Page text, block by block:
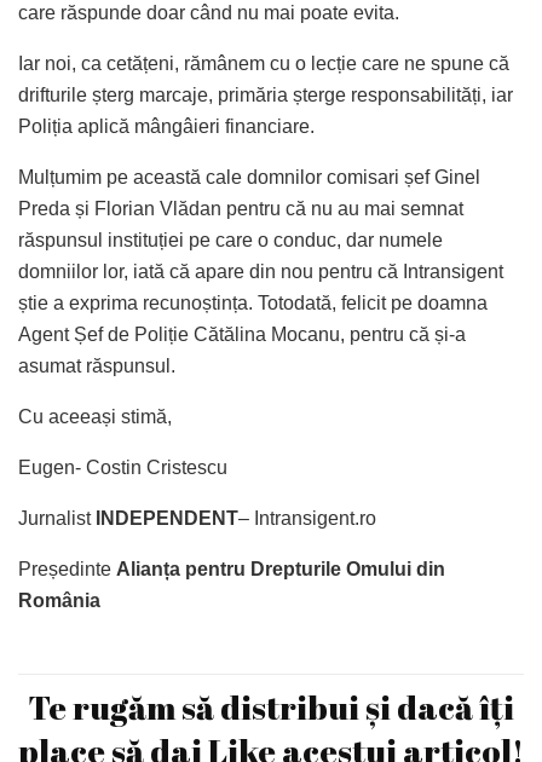
care răspunde doar când nu mai poate evita.
Iar noi, ca cetățeni, rămânem cu o lecție care ne spune că
drifturile șterg marcaje, primăria șterge responsabilități, iar
Poliția aplică mângâieri financiare.
Mulțumim pe această cale domnilor comisari șef Ginel
Preda și Florian Vlădan pentru că nu au mai semnat
răspunsul instituției pe care o conduc, dar numele
domniilor lor, iată că apare din nou pentru că Intransigent
știe a exprima recunoștința. Totodată, felicit pe doamna
Agent Șef de Poliție Cătălina Mocanu, pentru că și-a
asumat răspunsul.
Cu aceeași stimă,
Eugen- Costin Cristescu
Jurnalist INDEPENDENT– Intransigent.ro
Președinte Alianța pentru Drepturile Omului din
România
Te rugăm să distribui și dacă îți
place să dai Like acestui articol!